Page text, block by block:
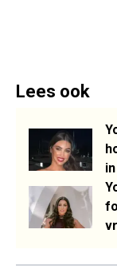
Lees ook